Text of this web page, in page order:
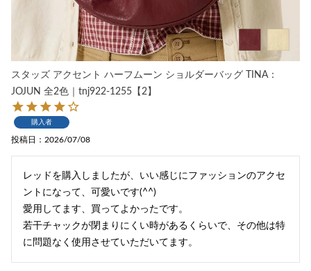
スタッズ アクセント ハーフムーン ショルダーバッグ TINA：
JOJUN 全2色｜tnj922-1255【2】
購入者
投稿日 2026/07/08
レッドを購入しましたが、いい感じにファッションのアクセ
ントになって、可愛いです(^^)
愛用してます、買ってよかったです。
若干チャックが閉まりにくい時があるくらいで、その他は特
に問題なく使用させていただいてます。